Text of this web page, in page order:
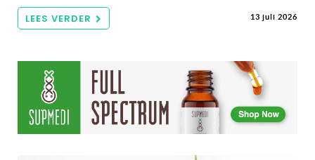
LEES VERDER 13 juli 2026